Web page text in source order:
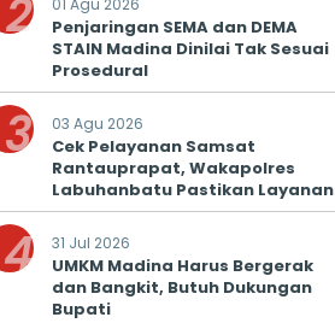
2 01 Agu 2026
Penjaringan SEMA dan DEMA
STAIN Madina Dinilai Tak Sesuai
Prosedural
3 03 Agu 2026
Cek Pelayanan Samsat
Rantauprapat, Wakapolres
Labuhanbatu Pastikan Layanan
Prima untuk Masyarakat
4 31 Jul 2026
UMKM Madina Harus Bergerak
dan Bangkit, Butuh Dukungan
Bupati